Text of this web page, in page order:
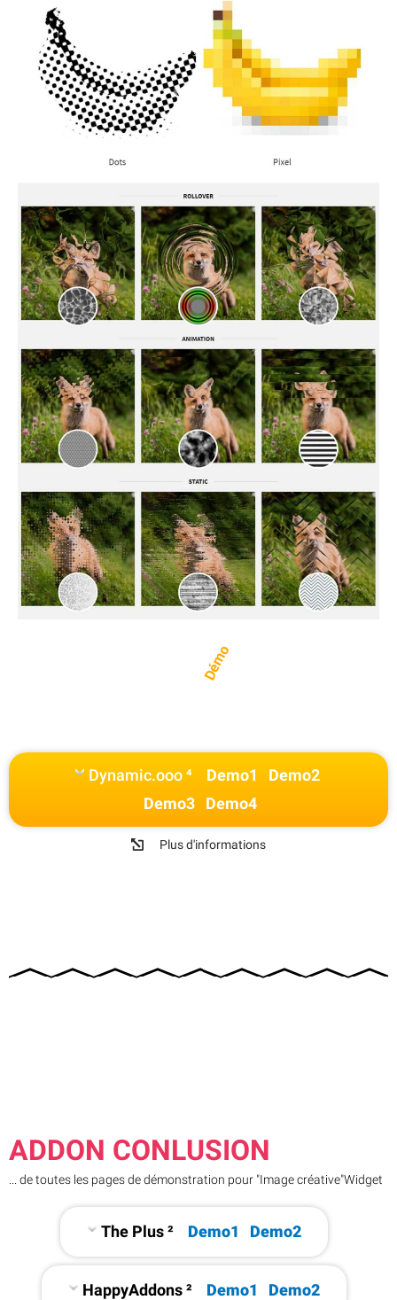
Démo
Dynamic.ooo ⁴ Demo1
Demo2
Demo3
Demo4
Plus d'informations
ADDON CONLUSION
... de toutes les pages de démonstration pour "Image créative"Widget
The Plus ² Demo1 Demo2
HappyAddons ² Demo1 Demo2